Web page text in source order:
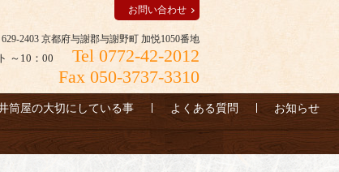
2403 京都府与謝郡与謝野町 加悦1050番地
～10：00
Tel 0772-42-2012
Fax 050-3737-3310
お問い合わせ
筒屋の大切にしている事 よくある質問 お知らせ